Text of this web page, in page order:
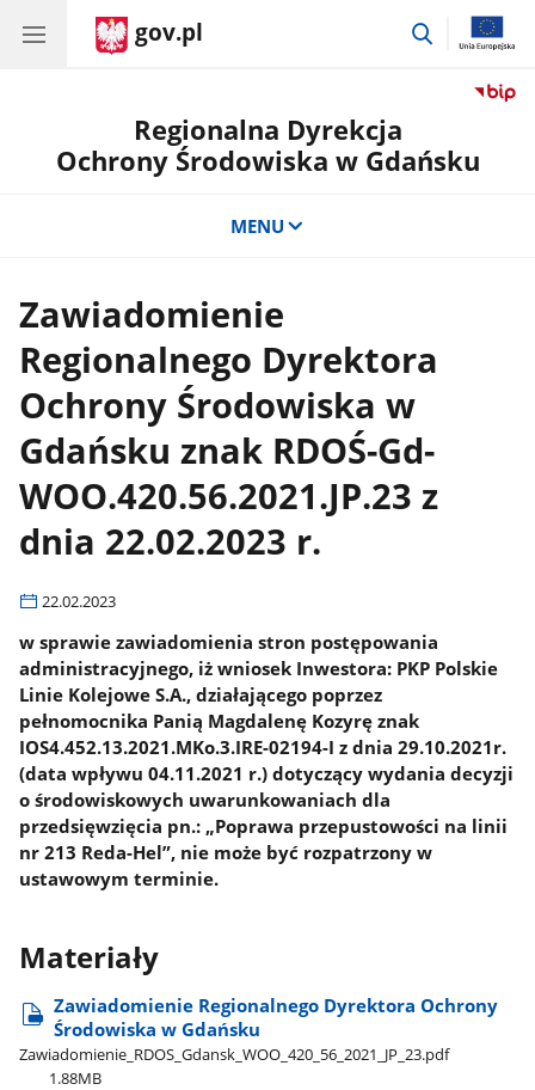
gov.pl
przejdź
Regionalna Dyrekcja
Ochrony Środowiska w Gdańsku
MENU
Zawiadomienie
Regionalnego Dyrektora
Ochrony Środowiska w
Gdańsku znak RDOŚ-Gd-
WOO.420.56.2021.JP.23 z
dnia 22.02.2023 r.
22.02.2023
w sprawie zawiadomienia stron postępowania
administracyjnego, iż wniosek Inwestora: PKP Polskie
Linie Kolejowe S.A., działającego poprzez
pełnomocnika Panią Magdalenę Kozyrę znak
IOS4.452.13.2021.MKo.3.IRE-02194-I z dnia 29.10.2021r.
(data wpływu 04.11.2021 r.) dotyczący wydania decyzji
o środowiskowych uwarunkowaniach dla
przedsięwzięcia pn.: „Poprawa przepustowości na linii
nr 213 Reda-Hel”, nie może być rozpatrzony w
ustawowym terminie.
Materiały
Zawiadomienie Regionalnego Dyrektora Ochrony
Środowiska w Gdańsku
Zawiadomienie​_RDOS​_Gdansk​_WOO​_420​_56​_2021​_JP​_23.pdf
1.88MB